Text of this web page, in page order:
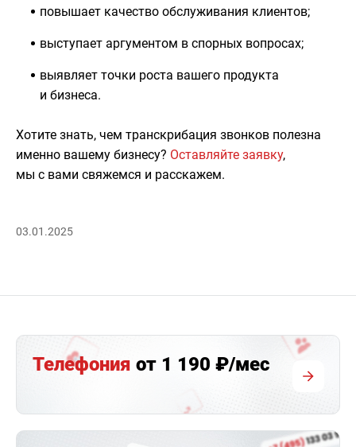
повышает качество обслуживания клиентов;
выступает аргументом в спорных вопросах;
выявляет точки роста вашего продукта
и бизнеса.
Хотите знать, чем транскрибация звонков полезна
именно вашему бизнесу? Оставляйте заявку,
мы с вами свяжемся и расскажем.
03.01.2025
Телефония от 1 190 ₽/мес